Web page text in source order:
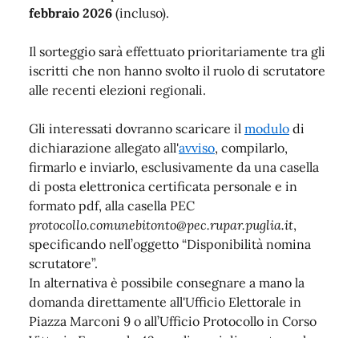
febbraio 2026 (incluso).
Il sorteggio sarà effettuato prioritariamente tra gli
iscritti che non hanno svolto il ruolo di scrutatore
alle recenti elezioni regionali.
Gli interessati dovranno scaricare il modulo di
dichiarazione allegato all'avviso, compilarlo,
firmarlo e inviarlo, esclusivamente da una casella
di posta elettronica certificata personale e in
formato pdf, alla casella PEC
protocollo.comunebitonto@pec.rupar.puglia.it,
specificando nell’oggetto “Disponibilità nomina
scrutatore”.
In alternativa è possibile consegnare a mano la
domanda direttamente all'Ufficio Elettorale in
Piazza Marconi 9 o all’Ufficio Protocollo in Corso